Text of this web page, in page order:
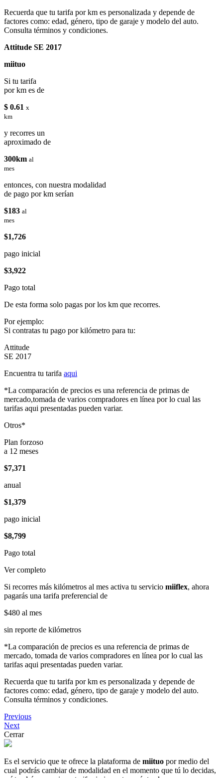
Recuerda que tu tarifa por km es personalizada y depende de
factores como: edad, género, tipo de garaje y modelo del auto.
Consulta términos y condiciones.
Attitude SE 2017
miituo
Si tu tarifa
por km es de
$ 0.61 x
km
y recorres un
aproximado de
300km al
mes
entonces, con nuestra modalidad
de pago por km serían
$183 al
mes
$1,726
pago inicial
$3,922
Pago total
De esta forma solo pagas por los km que recorres.
Por ejemplo:
Si contratas tu pago por kilómetro para tu:
Attitude
SE 2017
Encuentra tu tarifa aqui
*La comparación de precios es una referencia de primas de
mercado,tomada de varios compradores en línea por lo cual las
tarifas aqui presentadas pueden variar.
Otros*
Plan forzoso
a 12 meses
$7,371
anual
$1,379
pago inicial
$8,799
Pago total
Ver completo
Si recorres más kilómetros al mes activa tu servicio miiflex, ahora
pagarás una tarifa preferencial de
$480 al mes
sin reporte de kilómetros
*La comparación de precios es una referencia de primas de
mercado, tomada de varios compradores en línea por lo cual las
tarifas aqui presentadas pueden variar.
Recuerda que tu tarifa por km es personalizada y depende de
factores como: edad, género, tipo de garaje y modelo del auto.
Consulta términos y condiciones.
Previous
Next
Cerrar
Es el servicio que te ofrece la plataforma de miituo por medio del
cual podrás cambiar de modalidad en el momento que tú lo decidas,